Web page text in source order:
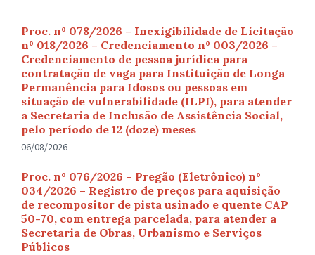
Proc. nº 078/2026 – Inexigibilidade de Licitação
nº 018/2026 – Credenciamento nº 003/2026 –
Credenciamento de pessoa jurídica para
contratação de vaga para Instituição de Longa
Permanência para Idosos ou pessoas em
situação de vulnerabilidade (ILPI), para atender
a Secretaria de Inclusão de Assistência Social,
pelo período de 12 (doze) meses
06/08/2026
Proc. nº 076/2026 – Pregão (Eletrônico) nº
034/2026 – Registro de preços para aquisição
de recompositor de pista usinado e quente CAP
50-70, com entrega parcelada, para atender a
Secretaria de Obras, Urbanismo e Serviços
Públicos